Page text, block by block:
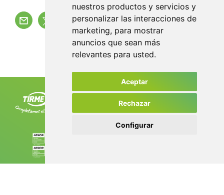
nuestros productos y servicios y
personalizar las interacciones de
marketing, para mostrar
anuncios que sean más
relevantes para usted.
Aceptar
Rechazar
Configurar
Tirme, S.A. Ctra. de Sóller, km 8,2
07120 Palma. Tel. +34 971 435 050
info@tirme.com